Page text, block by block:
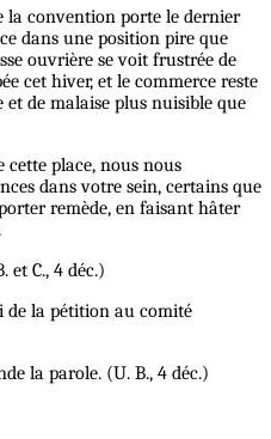
la convention porte le dernier
dans une position pire que
ouvrière se voit frustrée de
cet hiver, et le commerce reste
de malaise plus nuisible que
cette place, nous nous
dans votre sein, certains que
remède, en faisant hâter
et C., 4 déc.)
de la pétition au comité
la parole. (U. B., 4 déc.)